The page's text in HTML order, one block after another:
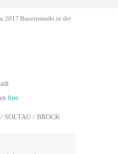
2017 Bauernmarkt in der
hier
SOLTAU / BROCK